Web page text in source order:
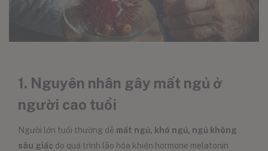
1. Nguyên nhân gây mất ngủ ở
người cao tuổi
Người lớn tuổi thường dễ mất ngủ, khó ngủ, ngủ không
sâu giấc do quá trình lão hóa khiến hormone melatonin